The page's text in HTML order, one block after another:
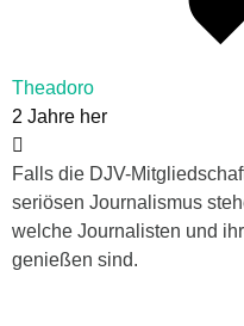
Theadoro
2 Jahre her
Falls die DJV-
seriösen Journalismus
welche Journalisten und
genießen sind.